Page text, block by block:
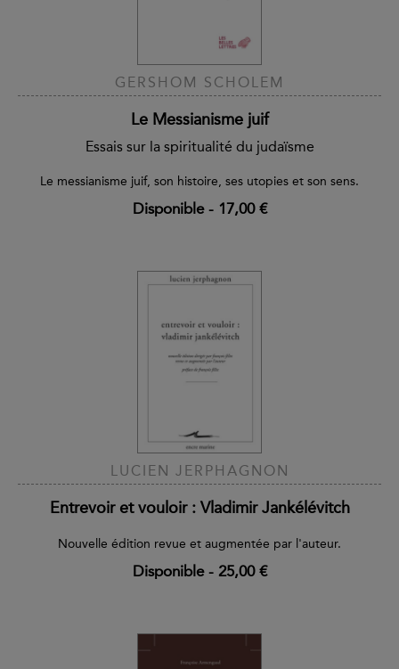
GERSHOM SCHOLEM
Le Messianisme juif
Essais sur la spiritualité du judaïsme
Le messianisme juif, son histoire, ses utopies et son sens.
Disponible- 17,00 €
LUCIEN JERPHAGNON
Entrevoir et vouloir : Vladimir Jankélévitch
Nouvelle édition revue et augmentée par l'auteur.
Disponible- 25,00 €